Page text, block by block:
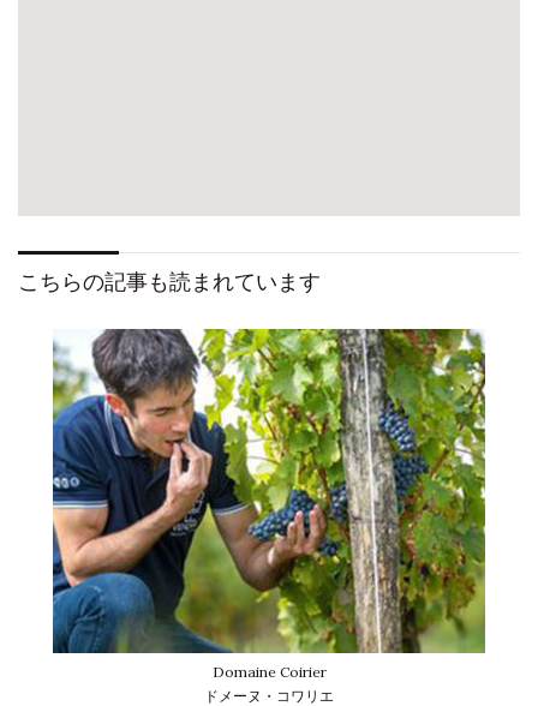
こちらの記事も読まれています
Domaine Coirier
ドメーヌ・コワリエ